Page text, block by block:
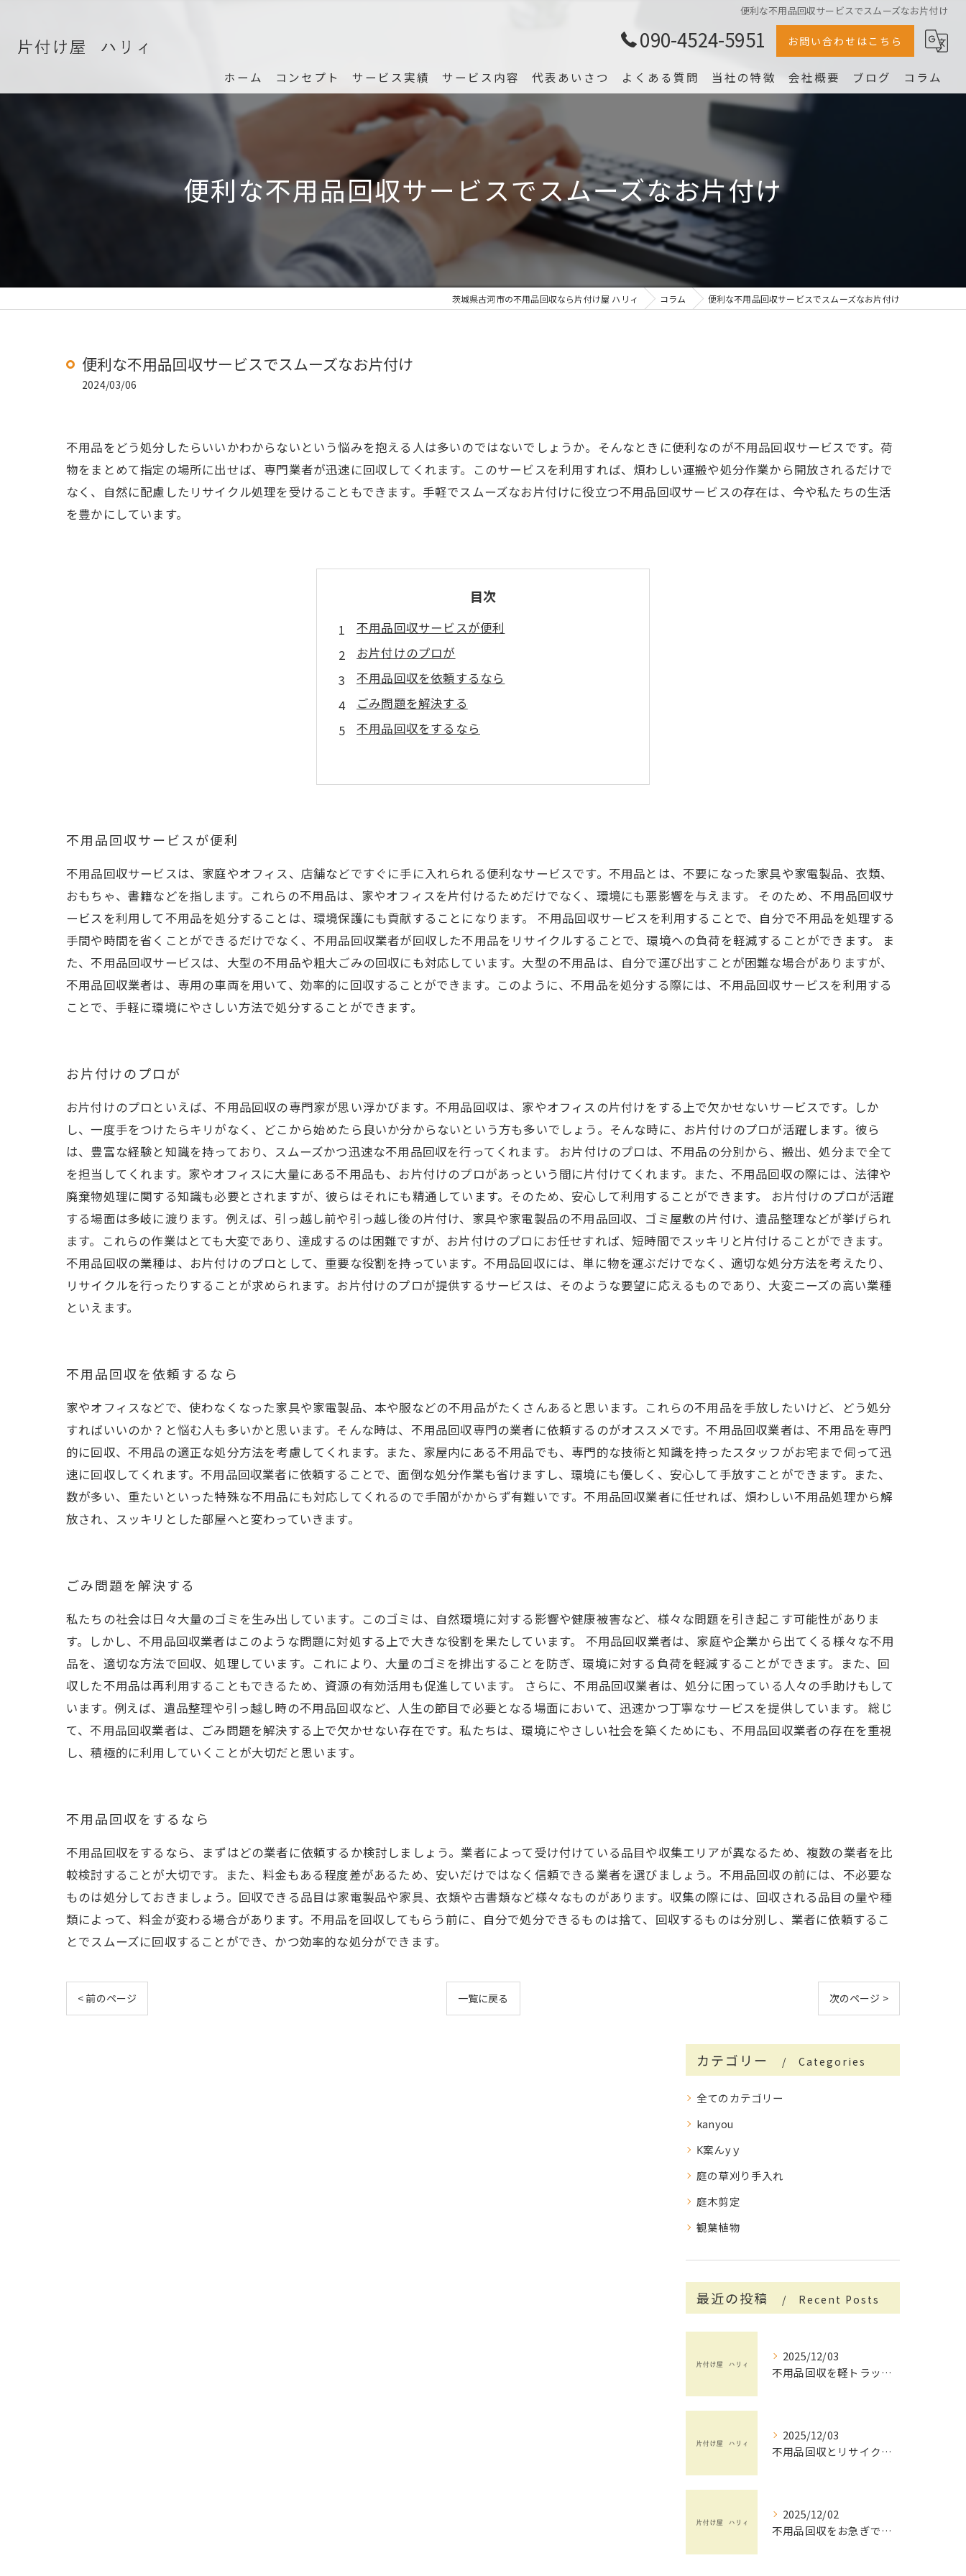
便利な不用品回収サービスでスムーズなお片付け
090-4524-5951 お問い合わせはこちら
ホーム コンセプト サービス実績 サービス内容 代表あいさつ よくある質問 当社の特徴
家具
片付け
洗濯機
会社概要 ブログ コラム
便利な不用品回収サービスでスムーズなお片付け
茨城県古河市の不用品回収なら片付け屋 ハリィ コラム 便利な不用品回収サービスでスムーズなお片付け
便利な不用品回収サービスでスムーズなお片付け
2024/03/06
不用品をどう処分したらいいかわからないという悩みを抱える人は多いのではないでしょうか。そんなときに便利なのが不用品回収サービスです。荷
物をまとめて指定の場所に出せば、専門業者が迅速に回収してくれます。このサービスを利用すれば、煩わしい運搬や処分作業から開放されるだけで
なく、自然に配慮したリサイクル処理を受けることもできます。手軽でスムーズなお片付けに役立つ不用品回収サービスの存在は、今や私たちの生活
を豊かにしています。
目次
不用品回収サービスが便利
お片付けのプロが
不用品回収を依頼するなら
ごみ問題を解決する
不用品回収をするなら
不用品回収サービスが便利
不用品回収サービスは、家庭やオフィス、店舗などですぐに手に入れられる便利なサービスです。不用品とは、不要になった家具や家電製品、衣類、
おもちゃ、書籍などを指します。これらの不用品は、家やオフィスを片付けるためだけでなく、環境にも悪影響を与えます。 そのため、不用品回収サ
ービスを利用して不用品を処分することは、環境保護にも貢献することになります。 不用品回収サービスを利用することで、自分で不用品を処理する
手間や時間を省くことができるだけでなく、不用品回収業者が回収した不用品をリサイクルすることで、環境への負荷を軽減することができます。 ま
た、不用品回収サービスは、大型の不用品や粗大ごみの回収にも対応しています。大型の不用品は、自分で運び出すことが困難な場合がありますが、
不用品回収業者は、専用の車両を用いて、効率的に回収することができます。このように、不用品を処分する際には、不用品回収サービスを利用する
ことで、手軽に環境にやさしい方法で処分することができます。
お片付けのプロが
お片付けのプロといえば、不用品回収の専門家が思い浮かびます。不用品回収は、家やオフィスの片付けをする上で欠かせないサービスです。しか
し、一度手をつけたらキリがなく、どこから始めたら良いか分からないという方も多いでしょう。そんな時に、お片付けのプロが活躍します。彼ら
は、豊富な経験と知識を持っており、スムーズかつ迅速な不用品回収を行ってくれます。 お片付けのプロは、不用品の分別から、搬出、処分まで全て
を担当してくれます。家やオフィスに大量にある不用品も、お片付けのプロがあっという間に片付けてくれます。また、不用品回収の際には、法律や
廃棄物処理に関する知識も必要とされますが、彼らはそれにも精通しています。そのため、安心して利用することができます。 お片付けのプロが活躍
する場面は多岐に渡ります。例えば、引っ越し前や引っ越し後の片付け、家具や家電製品の不用品回収、ゴミ屋敷の片付け、遺品整理などが挙げられ
ます。これらの作業はとても大変であり、達成するのは困難ですが、お片付けのプロにお任せすれば、短時間でスッキリと片付けることができます。
不用品回収の業種は、お片付けのプロとして、重要な役割を持っています。不用品回収には、単に物を運ぶだけでなく、適切な処分方法を考えたり、
リサイクルを行ったりすることが求められます。お片付けのプロが提供するサービスは、そのような要望に応えるものであり、大変ニーズの高い業種
といえます。
不用品回収を依頼するなら
家やオフィスなどで、使わなくなった家具や家電製品、本や服などの不用品がたくさんあると思います。これらの不用品を手放したいけど、どう処分
すればいいのか？と悩む人も多いかと思います。そんな時は、不用品回収専門の業者に依頼するのがオススメです。不用品回収業者は、不用品を専門
的に回収、不用品の適正な処分方法を考慮してくれます。また、家屋内にある不用品でも、専門的な技術と知識を持ったスタッフがお宅まで伺って迅
速に回収してくれます。不用品回収業者に依頼することで、面倒な処分作業も省けますし、環境にも優しく、安心して手放すことができます。また、
数が多い、重たいといった特殊な不用品にも対応してくれるので手間がかからず有難いです。不用品回収業者に任せれば、煩わしい不用品処理から解
放され、スッキリとした部屋へと変わっていきます。
ごみ問題を解決する
私たちの社会は日々大量のゴミを生み出しています。このゴミは、自然環境に対する影響や健康被害など、様々な問題を引き起こす可能性がありま
す。しかし、不用品回収業者はこのような問題に対処する上で大きな役割を果たしています。 不用品回収業者は、家庭や企業から出てくる様々な不用
品を、適切な方法で回収、処理しています。これにより、大量のゴミを排出することを防ぎ、環境に対する負荷を軽減することができます。また、回
収した不用品は再利用することもできるため、資源の有効活用も促進しています。 さらに、不用品回収業者は、処分に困っている人々の手助けもして
います。例えば、遺品整理や引っ越し時の不用品回収など、人生の節目で必要となる場面において、迅速かつ丁寧なサービスを提供しています。 総じ
て、不用品回収業者は、ごみ問題を解決する上で欠かせない存在です。私たちは、環境にやさしい社会を築くためにも、不用品回収業者の存在を重視
し、積極的に利用していくことが大切だと思います。
不用品回収をするなら
不用品回収をするなら、まずはどの業者に依頼するか検討しましょう。業者によって受け付けている品目や収集エリアが異なるため、複数の業者を比
較検討することが大切です。また、料金もある程度差があるため、安いだけではなく信頼できる業者を選びましょう。不用品回収の前には、不必要な
ものは処分しておきましょう。回収できる品目は家電製品や家具、衣類や古書類など様々なものがあります。収集の際には、回収される品目の量や種
類によって、料金が変わる場合があります。不用品を回収してもらう前に、自分で処分できるものは捨て、回収するものは分別し、業者に依頼するこ
とでスムーズに回収することができ、かつ効率的な処分ができます。
< 前のページ 一覧に戻る 次のページ >
カテゴリー Categories
全てのカテゴリー
kanyou
K案んyｙ
庭の草刈り手入れ
庭木剪定
観葉植物
最近の投稿 Recent Posts
2025/12/03
不用品回収を軽トラックで賢く活用する茨城県で手間と費用を抑えるコツ
2025/12/03
不用品回収とリサイクルを茨城県で安心して依頼するためのチェックポイント
2025/12/02
不用品回収をお急ぎで依頼したい方へ茨城県で失敗しない業者選びと即日対応のポイント